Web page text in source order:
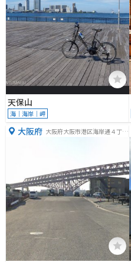
天保山
海｜海岸｜岬
大阪府 大阪府大阪市港区海岸通４丁目